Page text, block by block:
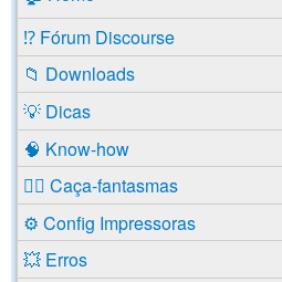
⁉️ Fórum Discourse
📁 Downloads
💡 Dicas
🧠 Know-how
🕵️‍♂️ Caça-fantasmas
⚙️ Config Impressoras
💥 Erros